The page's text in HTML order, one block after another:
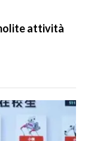
attività